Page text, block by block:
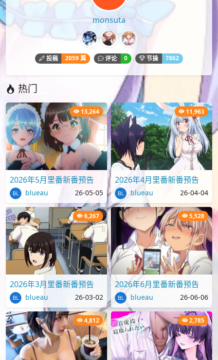
monsuta
投稿 2059 篇 评论 0 节操 7862
热门
13,264
2026年5月里番新番预告
blueau 26-05-05
11,963
2026年4月里番新番预告
blueau 26-04-04
6,267
2026年3月里番新番预告
blueau 26-03-02
5,528
2026年6月里番新番预告
blueau 26-06-06
4,812 2,785